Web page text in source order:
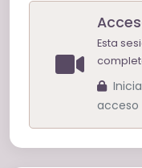
Esta
acceso